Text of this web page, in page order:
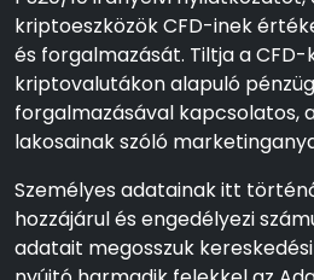
kriptoeszközök CFD-inek
és forgalmazását. Tiltja a CFD-
kriptovalutákon alapuló
forgalmazásával kapcsolatos,
lakosainak szóló
Személyes adatainak itt
hozzájárul és engedélyezi
adatait megosszuk